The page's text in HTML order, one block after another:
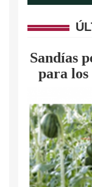
Sandías
para